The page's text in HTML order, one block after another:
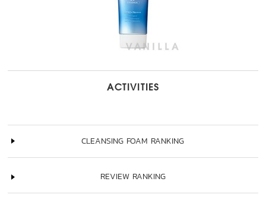
ACTIVITIES
CLEANSING FOAM RANKING
REVIEW RANKING